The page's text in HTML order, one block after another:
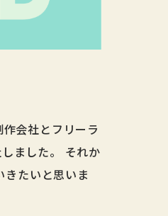
会社とフリーラ
ました。 それか
たいと思いま